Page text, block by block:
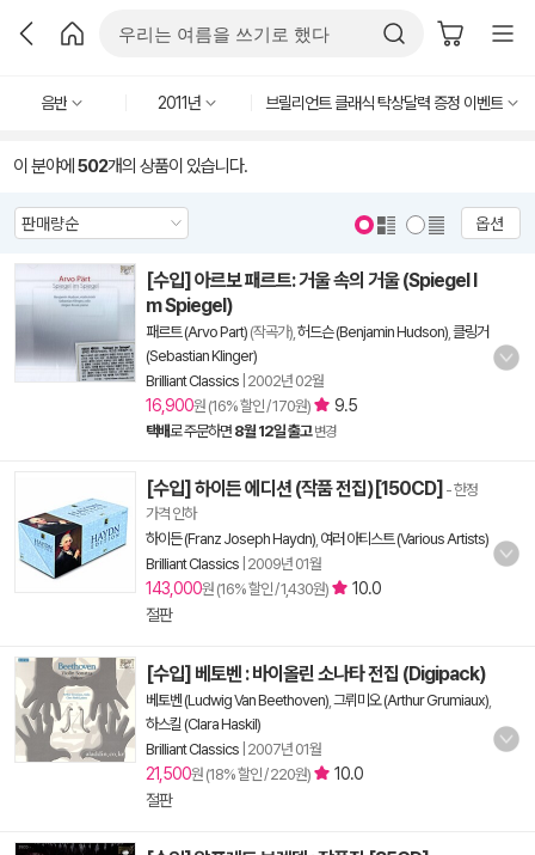
음반 2011년 브릴리언트 클래식 탁상달력 증정 이벤트
이 분야에 502개의 상품이 있습니다.
옵션
[수입] 아르보 패르트: 거울 속의 거울 (Spiegel I
m Spiegel)
패르트 (Arvo Part) (작곡가), 허드슨 (Benjamin Hudson) 클링거
(Sebastian Klinger)
Brilliant Classics 2002년 02월
16,900원 (16% 할인 / 170원) 9.5
택배로 주문하면 8월 12일 출고 변경
[수입] 하이든 에디션 (작품 전집)[150CD] - 한정
가격 인하
하이든 (Franz Joseph Haydn) 여러 아티스트 (Various Artists)
Brilliant Classics 2009년 01월
143,000원 (16% 할인 / 1,430원)
10.0
절판
[수입] 베토벤 : 바이올린 소나타 전집 (Digipack)
베토벤 (Ludwig Van Beethoven) 그뤼미오 (Arthur Grumiaux)
하스킬 (Clara Haskil)
Brilliant Classics 2007년 01월
21,500원 (18% 할인 / 220원)
10.0
절판